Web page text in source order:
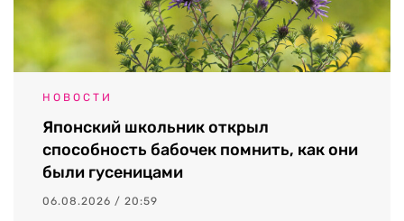
НОВОСТИ
Японский школьник открыл
способность бабочек помнить, как они
были гусеницами
06.08.2026 / 20:59